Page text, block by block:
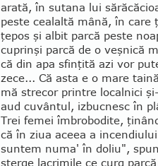
arată, în sutana lui
peste cealaltă mână, în care
ţepos şi albit parcă peste
cuprinşi par­că de o veşnică
că din apa sfin­ţită azi vor
zece... Că asta e o mare
mă stre­cor printre localnici
aud cuvântul, izbucnesc în
Trei femei îmbrobodite,
că în ziua aceea a
suntem numa' în doliu",
şterge lacrimile ce curg